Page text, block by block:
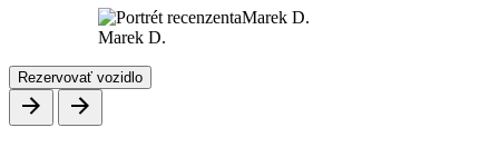
Marek D.
Rezervovať vozidlo